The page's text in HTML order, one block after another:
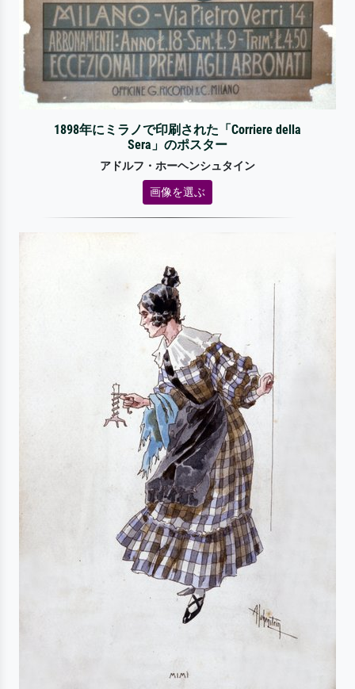
1898年にミラノで印刷された「Corriere della
Sera」のポスター
アドルフ・ホーヘンシュタイン
画像を選ぶ